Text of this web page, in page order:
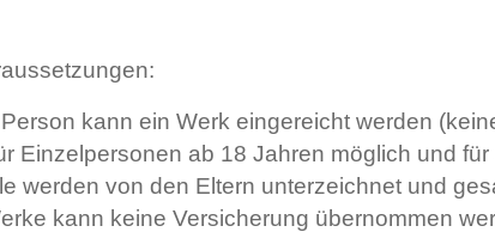
kann ein Werk eingereicht werden
Einzelpersonen ab 18 Jahren möglich und
werden von den Eltern unterzeichnet und
kann keine Versicherung übernommen